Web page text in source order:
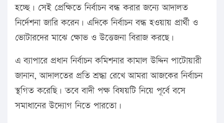
হচ্ছে। সেই প্রেক্ষিতে নির্বাচন বন্ধ করার জন্যে আদালত
নির্দেশনা জারি করেন। এদিকে নির্বাচন বন্ধ হওয়ায় প্রার্থী ও
ভোটারদের মাঝে ক্ষোভ ও উত্তেজনা বিরাজ করছে।
এ ব্যাপারে প্রধান নির্বাচন কমিশনার কামাল উদ্দিন পাটোয়ারী
জানান, আদালতের প্রতি শ্রদ্ধা রেখে আমরা আজকের নির্বাচন
স্থগিত করেছি। তবে বাদী পক্ষ বিষয়টি নিয়ে পূর্বে বসে
সমাধানের উদ্যোগ নিতে পারতো।